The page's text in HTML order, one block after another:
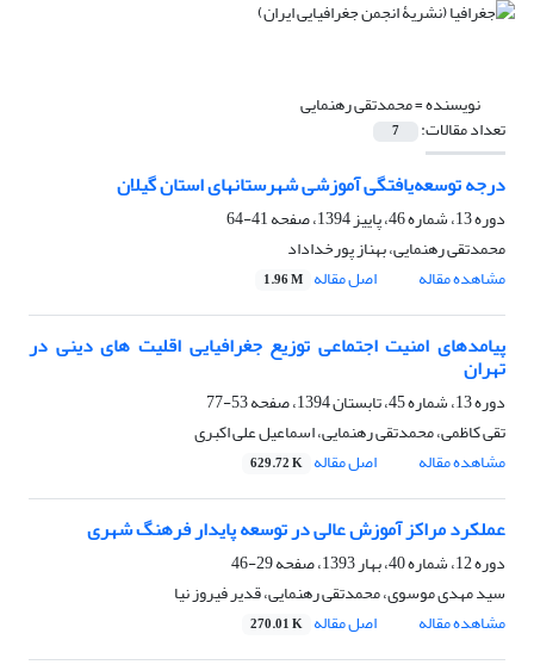
نویسنده =محمدتقی رهنمایی
تعداد مقالات: 7
درجه توسعه‌یافتگی آموزشی شهرستانهای استان گیلان
دوره 13، شماره 46، پاییز 1394، صفحه
41-64
محمدتقی رهنمایی، بهناز پورخداداد
مشاهده مقاله
اصل مقاله 1.96 M
پیامدهای امنیت اجتماعی توزیع جغرافیایی اقلیت های دینی در
تهران
دوره 13، شماره 45، تابستان 1394، صفحه
53-77
تقی کاظمی، محمدتقی رهنمایی، اسماعیل علی اکبری
مشاهده مقاله
اصل مقاله 629.72 K
عملکرد مراکز آموزش عالی در توسعه پایدار فرهنگ شهری
دوره 12، شماره 40، بهار 1393، صفحه
29-46
سید مهدی موسوی، محمدتقی رهنمایی، قدیر فیروز نیا
مشاهده مقاله
اصل مقاله 270.01 K